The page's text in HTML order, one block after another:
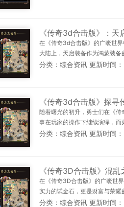
《传奇3d合击版》：天
在《传奇3d合击版》的广袤世
大陆上，天启装备作为鸿蒙装
分类：综合资讯 更新时间
《传奇3d合击版》探寻
随着曙光的初升，勇士们在《
事在玩家的操作下继续演绎，
分类：综合资讯 更新时间
《传奇3D合击版》混
在《传奇3D合击版》的广袤世
实力的试金石，更是财富与荣
分类：综合资讯 更新时间